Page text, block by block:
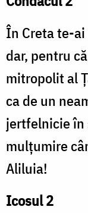
În Creta te-
dar, pentru
mitropolit al
ca de un
jertfelnicie în
mulțumire
Aliluia!
Icosul 2